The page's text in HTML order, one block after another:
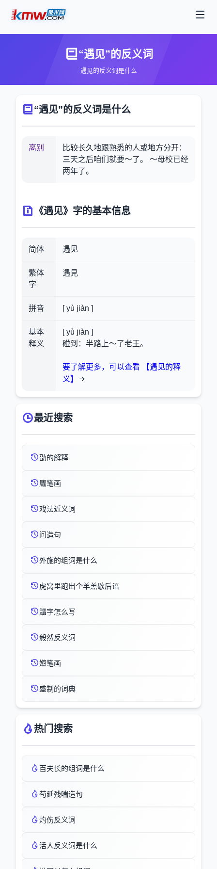
“遇见”的反义词
遇见的反义词是什么
“遇见”的反义词是什么
离别
比较长久地跟熟悉的人或地方分开：
三天之后咱们就要～了。 ～母校已经
两年了。
《遇见》字的基本信息
简体 遇见
繁体
字
遇見
拼音 [ yù jiàn ]
基本
释义
[ yù jiàn ]
碰到：半路上～了老王。
要了解更多，可以查看 【遇见的释
义】
最近搜索
劭的解释
蠯笔画
戏法近义词
问造句
外施的组词是什么
虎窝里跑出个羊羔歇后语
鼺字怎么写
毅然反义词
孂笔画
盛制的词典
热门搜索
百夫长的组词是什么
苟延残喘造句
灼伤反义词
活人反义词是什么